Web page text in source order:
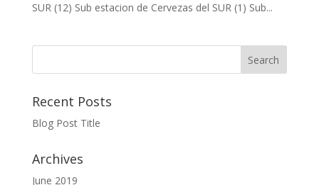
SUR (12) Sub estacion de Cervezas del SUR (1) Sub...
Recent Posts
Blog Post Title
Archives
June 2019